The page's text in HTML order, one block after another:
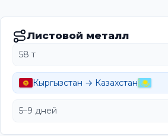
Листовой металл
58 т
Кыргызстан → Казахстан
5–9 дней